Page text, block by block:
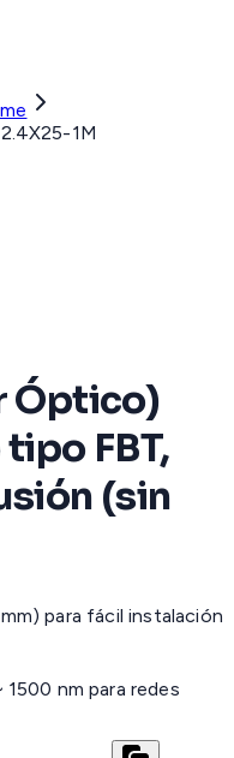
1M
Óptico)
FBT,
(sin
para fácil instalación
nm para redes